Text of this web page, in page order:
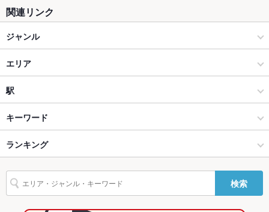
ソファー
テラス席
貸切
Wi-Fi なし
バリアフリ
ー
あり ：-
英語メニュ
ー
あり
関連リンク
ジャンル
居酒屋
和風
伏見桃山・伏見区・京都市郊外 × 居酒屋
伏見桃山・伏見区・京都市郊外 × 和風
藤森駅 × 居酒屋
藤森駅 × 和風
エリア
伏見区その他
伏見区その他 × 居酒屋
伏見区その他 × 和風
京都
京都 × 居酒屋
駅
稲荷駅
ＪＲ藤森駅
藤森駅
キーワード
卵焼き からあげ
ランキング
京都のグルメランキング
京都の居酒屋ランキング
検索